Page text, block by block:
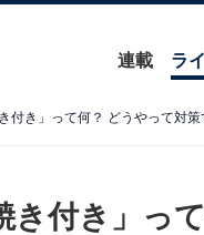
連載 ラ
付き」って何？ どうやって対
き付き」っ